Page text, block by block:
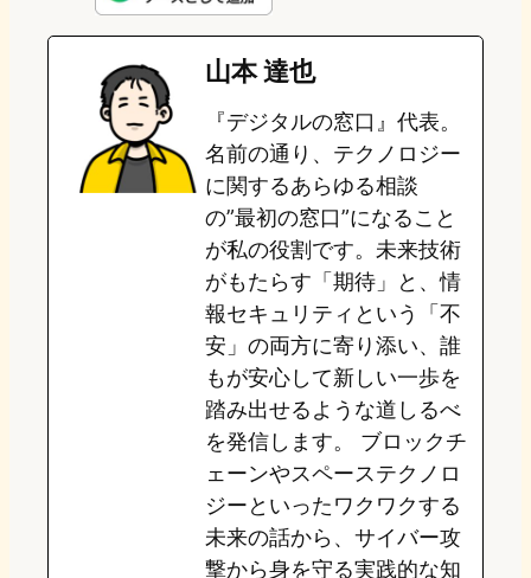
e
t
o
o
n
e
s
k
e
b
o
o
k
e
a
山本 達也
『デジタルの窓口』代表。
名前の通り、テクノロジー
に関するあらゆる相談
の”最初の窓口”になること
が私の役割です。未来技術
がもたらす「期待」と、情
報セキュリティという「不
安」の両方に寄り添い、誰
もが安心して新しい一歩を
踏み出せるような道しるべ
を発信します。 ブロックチ
ェーンやスペーステクノロ
ジーといったワクワクする
未来の話から、サイバー攻
撃から身を守る実践的な知